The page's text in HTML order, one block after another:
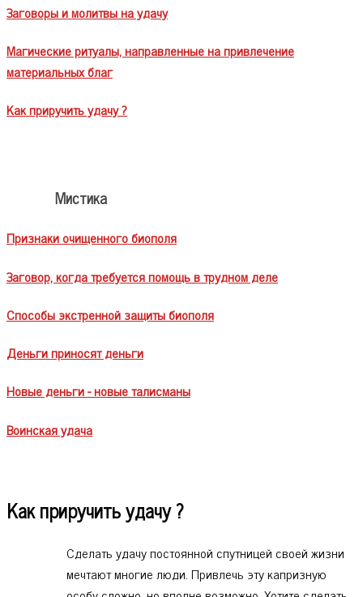
Заговоры и молитвы на удачу
Магические ритуалы, направленные на привлечение
материальных благ
Как приручить удачу ?
Мистика
Признаки очищенного биополя
Заговор, когда требуется помощь в трудном деле
Способы экстренной защиты биополя
Деньги приносят деньги
Новые деньги - новые талисманы
Воинская удача
Как приручить удачу ?
Сделать удачу постоянной спутницей своей жизни
мечтают многие люди. Привлечь эту капризную